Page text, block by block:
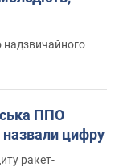
надзвичайного
ППО
назвали цифру
ракет-